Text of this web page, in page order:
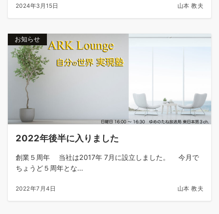
2024年3月15日 山本 教夫
お知らせ
2022年後半に入りました
創業５周年 当社は2017年 7月に設立しました。 今月で
ちょうど５周年とな...
2022年7月4日 山本 教夫